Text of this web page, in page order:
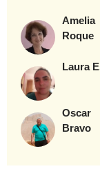
Amelia
Roque
Laura
Oscar
Bravo